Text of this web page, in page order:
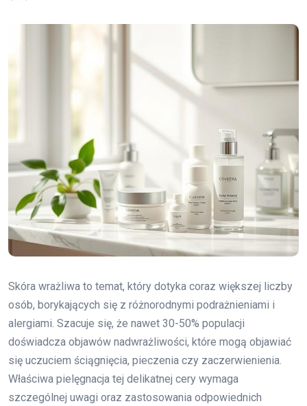
Skóra wrażliwa to temat, który dotyka coraz większej liczby
osób, borykających się z różnorodnymi podrażnieniami i
alergiami. Szacuje się, że nawet 30-50% populacji
doświadcza objawów nadwrażliwości, które mogą objawiać
się uczuciem ściągnięcia, pieczenia czy zaczerwienienia.
Właściwa pielęgnacja tej delikatnej cery wymaga
szczególnej uwagi oraz zastosowania odpowiednich